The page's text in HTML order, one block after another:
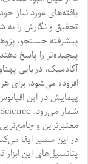
یافته‌های مورد نیاز
تحقیق و نگارش را
پیشرفته جستجو،
پیچیده‌تر را پاسخ
آکادمیک، دریایی
افزوده می‌شود. برای
پیمایش در این
معتبرترین و
در این مسیر ایفا
پتانسیل‌های این